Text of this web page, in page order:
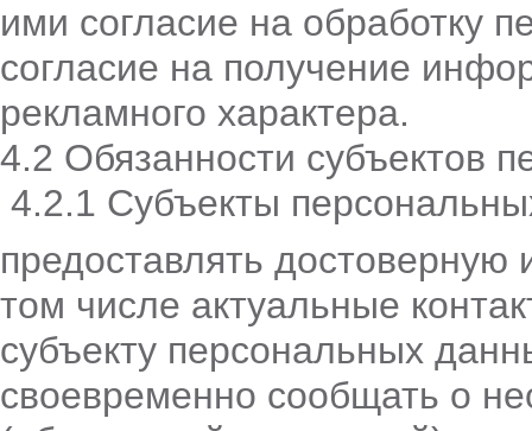
ими согласие на обработку
согласие на получение
рекламного характера.
4.2 Обязанности субъектов
4.2.1 Субъекты
предоставлять
том числе актуальные
субъекту персональных
своевременно сообщать о